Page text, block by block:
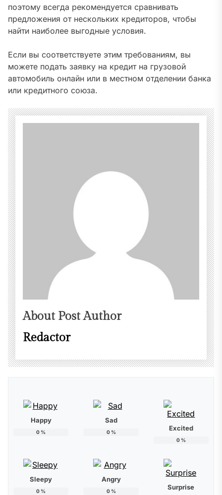
поэтому всегда рекомендуется сравнивать
предложения от нескольких кредиторов, чтобы
найти наиболее выгодные условия.
Если вы соответствуете этим требованиям, вы
можете подать заявку на кредит на грузовой
автомобиль онлайн или в местном отделении банка
или кредитного союза.
About Post Author
Redactor
Happy
0 %
Sad
0% Excited
0%
Sleepy
0 %
Angry
0% Surprise